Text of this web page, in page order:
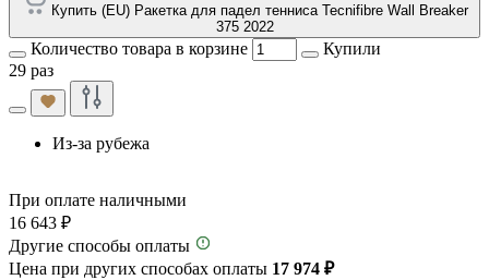
Купить (EU) Ракетка для падел тенниса Tecnifibre Wall Breaker
375 2022
Количество товара в корзине
Купили
29 раз
Из-за рубежа
При оплате наличными
16 643 ₽
Другие способы оплаты
Цена при других способах оплаты 17 974 ₽